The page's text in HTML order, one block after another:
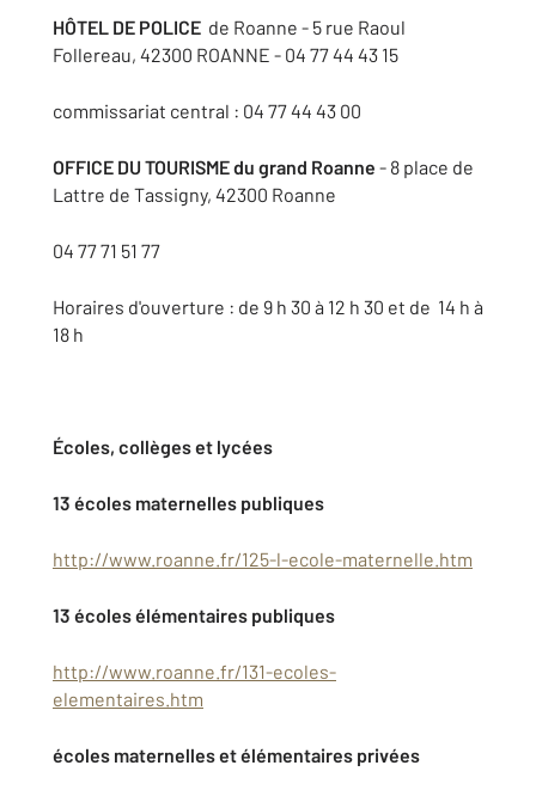
HÔTEL DE POLICE de Roanne - 5 rue Raoul
Follereau, 42300 ROANNE - 04 77 44 43 15
commissariat central : 04 77 44 43 00
OFFICE DU TOURISME du grand Roanne - 8 place de
Lattre de Tassigny, 42300 Roanne
04 77 71 51 77
Horaires d'ouverture : de 9 h 30 à 12 h 30 et de 14 h à
18 h
Écoles, collèges et lycées
13 écoles maternelles publiques
http://www.roanne.fr/125-l-ecole-maternelle.htm
13 écoles élémentaires publiques
http://www.roanne.fr/131-ecoles-
elementaires.htm
écoles maternelles et élémentaires privées